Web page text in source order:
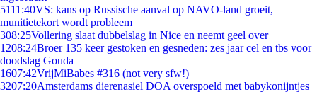
5111:40VS: kans op Russische aanval op NAVO-land groeit,
munitietekort wordt probleem
308:25Vollering slaat dubbelslag in Nice en neemt geel over
1208:24Broer 135 keer gestoken en gesneden: zes jaar cel en tbs voor
doodslag Gouda
1607:42VrijMiBabes #316 (not very sfw!)
3207:20Amsterdams dierenasiel DOA overspoeld met babykonijntjes